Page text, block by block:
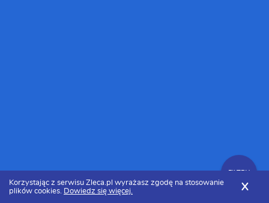
FILTRY
Korzystając z serwisu Zleca.pl wyrażasz zgodę na stosowanie
plików cookies. Dowiedz się więcej. X